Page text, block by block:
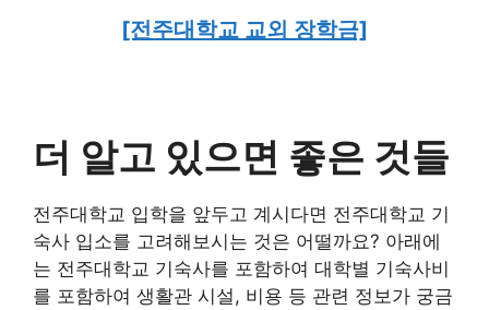
[전주대학교 교외 장학금]
더 알고 있으면 좋은 것들
전주대학교 입학을 앞두고 계시다면 전주대학교 기
숙사 입소를 고려해보시는 것은 어떨까요? 아래에
는 전주대학교 기숙사를 포함하여 대학별 기숙사비
를 포함하여 생활관 시설, 비용 등 관련 정보가 궁금